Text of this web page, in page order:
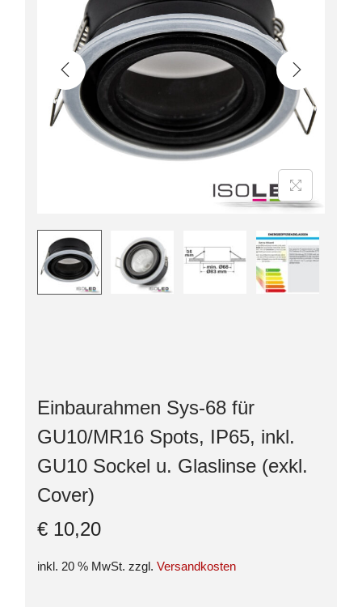
Einbaurahmen Sys-68 für
GU10/MR16 Spots, IP65, inkl.
GU10 Sockel u. Glaslinse (exkl.
Cover)
€ 10,20
inkl. 20 % MwSt. zzgl. Versandkosten